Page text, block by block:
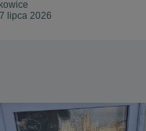
Ilkowice
lipca 2026